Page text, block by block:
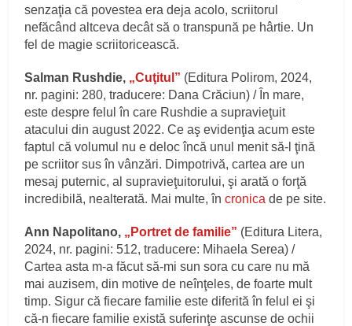
senzaţia că povestea era deja acolo, scriitorul
nefăcând altceva decât să o transpună pe hârtie. Un
fel de magie scriitoricească.
Salman Rushdie, „Cuţitul” (Editura Polirom, 2024,
nr. pagini: 280, traducere: Dana Crăciun) / În mare,
este despre felul în care Rushdie a supravieţuit
atacului din august 2022. Ce aş evidenţia acum este
faptul că volumul nu e deloc încă unul menit să-l ţină
pe scriitor sus în vânzări. Dimpotrivă, cartea are un
mesaj puternic, al supravieţuitorului, şi arată o forţă
incredibilă, nealterată. Mai multe, încronica de pe site.
Ann Napolitano, „Portret de familie” (Editura Litera,
2024, nr. pagini: 512, traducere: Mihaela Serea) /
Cartea asta m-a făcut să-mi sun sora cu care nu mă
mai auzisem, din motive de neînţeles, de foarte mult
timp. Sigur că fiecare familie este diferită în felul ei şi
că-n fiecare familie există suferinţe ascunse de ochii